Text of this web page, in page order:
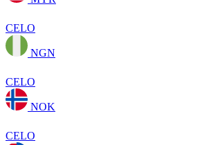
CELO
NGN
CELO
NOK
CELO